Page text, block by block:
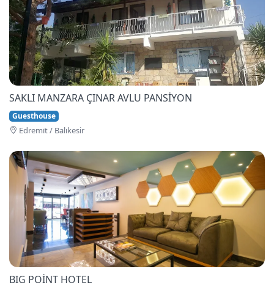
SAKLI MANZARA ÇINAR AVLU PANSİYON
Guesthouse
Edremi̇t / Balıkesir
BIG POİNT HOTEL